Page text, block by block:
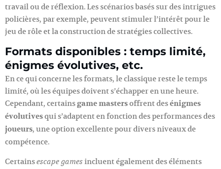
travail ou de réflexion. Les scénarios basés sur des intrigues
policières, par exemple, peuvent stimuler l’intérêt pour le
jeu de rôle et la construction de stratégies collectives.
Formats disponibles : temps limité,
énigmes évolutives, etc.
En ce qui concerne les formats, le classique reste le temps
limité, où les équipes doivent s’échapper en une heure.
Cependant, certainsgame mastersoffrent desénigmes
évolutivesqui s’adaptent en fonction des performances des
joueurs, une option excellente pour divers niveaux de
compétence.
Certainsescape games incluent également des éléments